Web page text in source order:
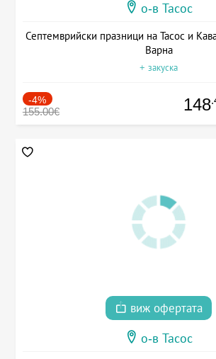
о-в Тасос
Септемврийски празници на Тасос и
Варна
+ закуска
-4%
155.00€ 148
виж офертата
о-в Тасос